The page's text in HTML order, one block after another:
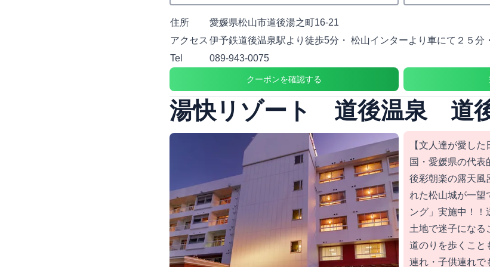
住所
愛媛県松山市道後湯之町16-21
アクセス 伊予鉄道後温泉駅より徒歩5分・ 松山インターより車にて２５分
Tel
089-943-0075
クーポンを確認する
湯快リゾート 道後温泉 道
【文人達が愛し
国・愛媛県の代表
後彩朝楽の露天風
れた松山城が一
ング」実施中！！
土地で迷子になる
道のりを歩くこと
連れ・子供連れで